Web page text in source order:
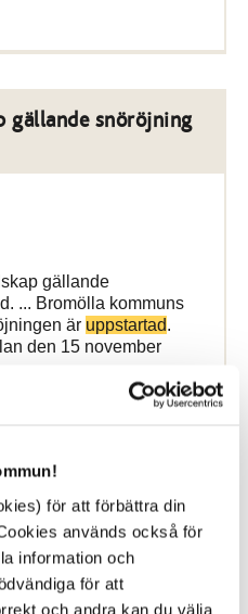
för att förbättra din
används också för
information och
för att
och andra kan du välja
gällande snöröjning
gällande
... Bromölla kommuns
är uppstartad.
den 15 november